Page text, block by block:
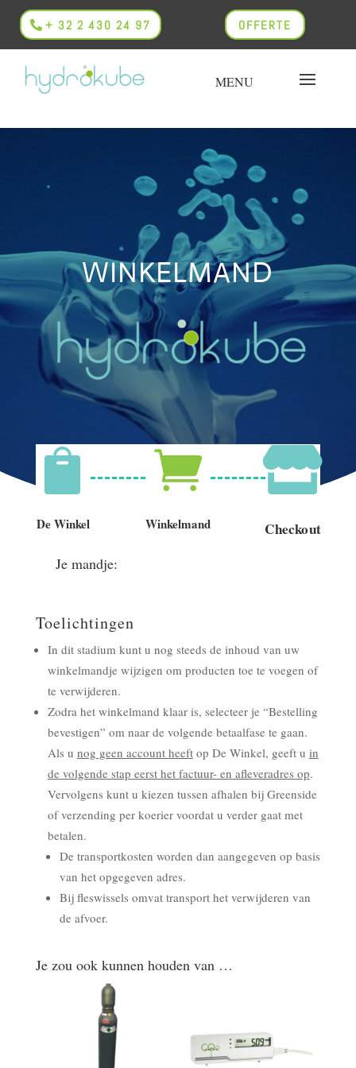
+ 32 2 430 24 97 OFFERTE
WINKELMAND

De Winkel

Winkelmand

Checkout
Je mandje:
Toelichtingen
In dit stadium kunt u nog steeds de inhoud van uw
winkelmandje wijzigen om producten toe te voegen of
te verwijderen.
Zodra het winkelmand klaar is, selecteer je “Bestelling
bevestigen” om naar de volgende betaalfase te gaan.
Als u nog geen account heeftop De Winkel, geeft u in
de volgende stap eerst het factuur- en afleveradres op.
Vervolgens kunt u kiezen tussen afhalen bij Greenside
of verzending per koerier voordat u verder gaat met
betalen.
De transportkosten worden dan aangegeven op basis
van het opgegeven adres.
Bij fleswissels omvat transport het verwijderen van
de afvoer.
Je zou ook kunnen houden van …